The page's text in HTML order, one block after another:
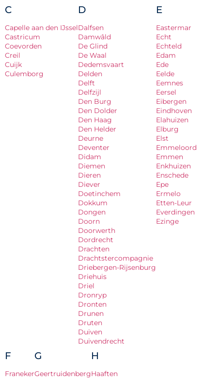
C
Capelle aan den IJssel
Castricum
Coevorden
Creil
Cuijk
Culemborg
D
Dalfsen
Damwâld
De Glind
De Waal
Dedemsvaart
Delden
Delft
Delfzijl
Den Burg
Den Dolder
Den Haag
Den Helder
Deurne
Deventer
Didam
Diemen
Dieren
Diever
Doetinchem
Dokkum
Dongen
Doorn
Doorwerth
Dordrecht
Drachten
Drachtstercompagnie
Driebergen-Rijsenburg
Driehuis
Driel
Dronryp
Dronten
Drunen
Druten
Duiven
Duivendrecht
E
Eastermar
Echt
Echteld
Edam
Ede
Eelde
Eemnes
Eersel
Eibergen
Eindhoven
Elahuizen
Elburg
Elst
Emmeloord
Emmen
Enkhuizen
Enschede
Epe
Ermelo
Etten-Leur
Everdingen
Ezinge
F
Franeker
G
Geertruidenberg
H
Haaften